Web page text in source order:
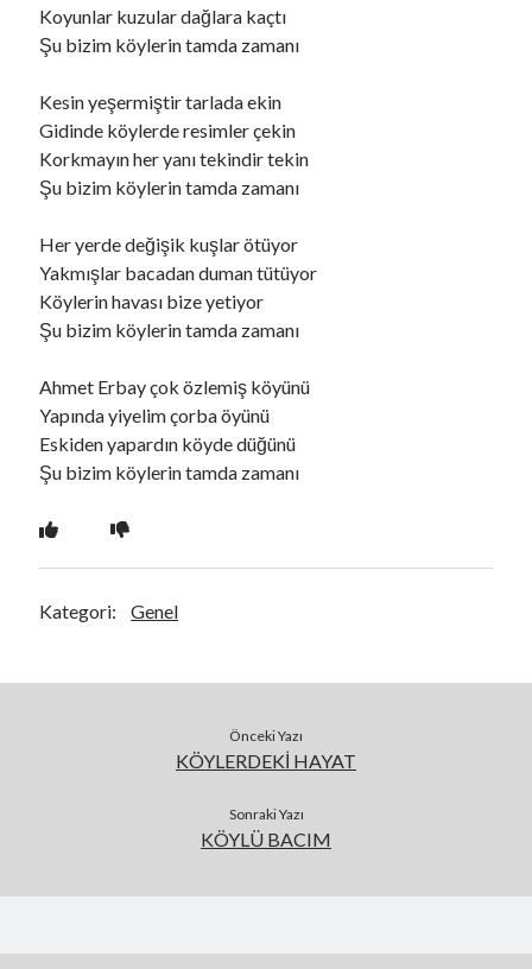
Koyunlar kuzular dağlara kaçtı
Şu bizim köylerin tamda zamanı
Kesin yeşermiştir tarlada ekin
Gidinde köylerde resimler çekin
Korkmayın her yanı tekindir tekin
Şu bizim köylerin tamda zamanı
Her yerde değişik kuşlar ötüyor
Yakmışlar bacadan duman tütüyor
Köylerin havası bize yetiyor
Şu bizim köylerin tamda zamanı
Ahmet Erbay çok özlemiş köyünü
Yapında yiyelim çorba öyünü
Eskiden yapardın köyde düğünü
Şu bizim köylerin tamda zamanı
Kategori: Genel
Önceki Yazı
KÖYLERDEKİ HAYAT
Sonraki Yazı
KÖYLÜ BACIM